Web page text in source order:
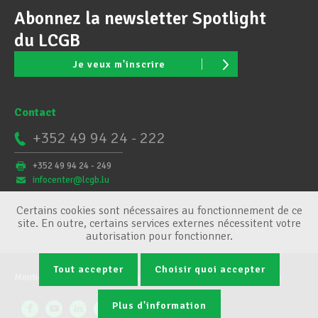
Abonnez la newsletter Spotlight
du LCGB
Je veux m'inscrire
Contact
+352 49 94 24 - 222
+352 49 94 24 - 249
infocenter@lcgb.lu
Conditions générales Gestion des cookies
Certains cookies sont nécessaires au fonctionnement de ce
site. En outre, certains services externes nécessitent votre
autorisation pour fonctionner.
Tout accepter Choisir quoi accepter
Plus d'information